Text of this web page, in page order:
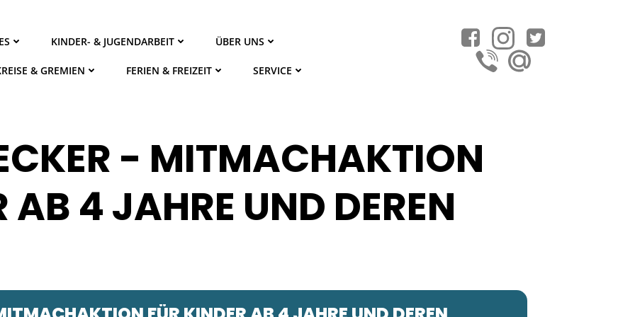
KINDER- & JUGENDARBEIT ÜBER UNS
& GREMIEN FERIEN & FREIZEIT SERVICE
- MITMACHAKTION
AB 4 JAHRE UND DEREN